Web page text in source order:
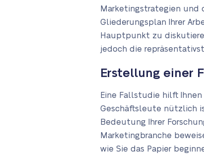
Marketingstrategien und
Gliederungsplan Ihrer
Hauptpunkt zu
jedoch die
Erstellung einer
Eine Fallstudie hilft
Geschäftsleute nützlich
Bedeutung Ihrer
Marketingbranche
wie Sie das Papier